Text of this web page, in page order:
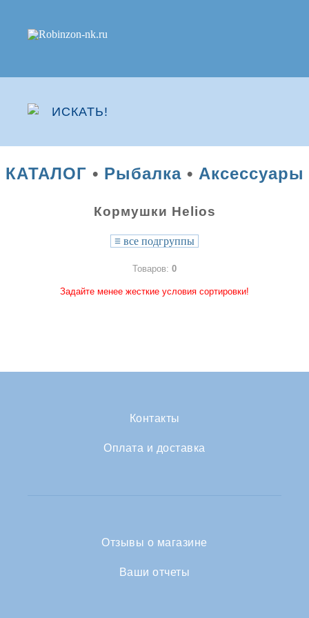
КАТАЛОГ • Рыбалка• Аксессуары
Кормушки Helios
≡ все подгруппы
Товаров: 0
Задайте менее жесткие условия сортировки!
Контакты
Оплата и доставка
Отзывы о магазине
Ваши отчеты